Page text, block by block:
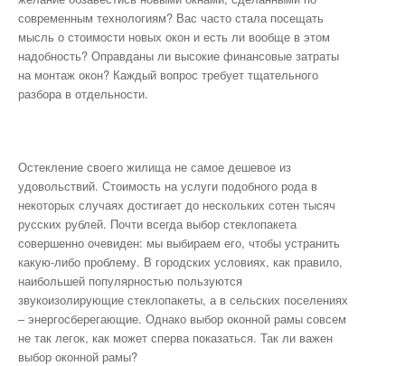
современным технологиям? Вас часто стала посещать
мысль о стоимости новых окон и есть ли вообще в этом
надобность? Оправданы ли высокие финансовые затраты
на монтаж окон? Каждый вопрос требует тщательного
разбора в отдельности.
Остекление своего жилища не самое дешевое из
удовольствий. Стоимость на услуги подобного рода в
некоторых случаях достигает до нескольких сотен тысяч
русских рублей. Почти всегда выбор стеклопакета
совершенно очевиден: мы выбираем его, чтобы устранить
какую-либо проблему. В городских условиях, как правило,
наибольшей популярностью пользуются
звукоизолирующие стеклопакеты, а в сельских поселениях
– энергосберегающие. Однако выбор оконной рамы совсем
не так легок, как может сперва показаться. Так ли важен
выбор оконной рамы?